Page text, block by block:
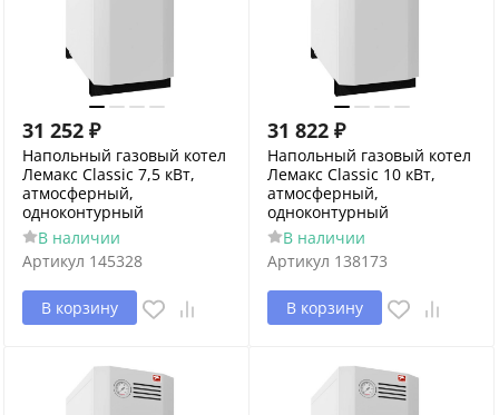
31 252 ₽
Напольный газовый котел
Лемакс Classic 7,5 кВт,
атмосферный,
одноконтурный
В наличии
Артикул 145328
В корзину
31 822 ₽
Напольный газовый котел
Лемакс Classic 10 кВт,
атмосферный,
одноконтурный
В наличии
Артикул 138173
В корзину